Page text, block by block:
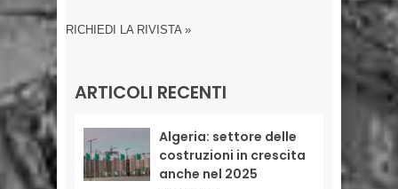
RICHIEDI LA RIVISTA »
ARTICOLI RECENTI
Algeria: settore delle
costruzioni in crescita
anche nel 2025